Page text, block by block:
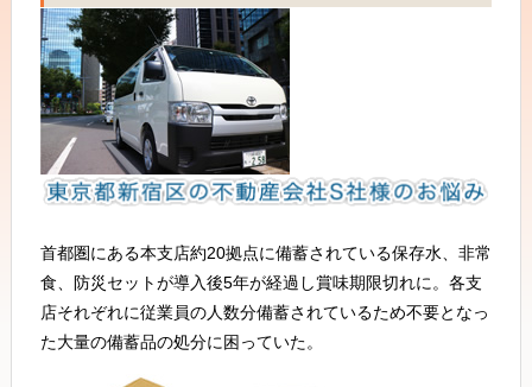
首都圏にある本支店約20拠点に備蓄されている保存水、非常
食、防災セットが導入後5年が経過し賞味期限切れに。各支
店それぞれに従業員の人数分備蓄されているため不要となっ
た大量の備蓄品の処分に困っていた。